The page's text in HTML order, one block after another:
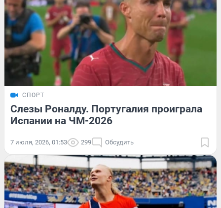
СПОРТ
Слезы Роналду. Португалия проиграла
Испании на ЧМ-2026
7 июля, 2026, 01:53 299 Обсудить